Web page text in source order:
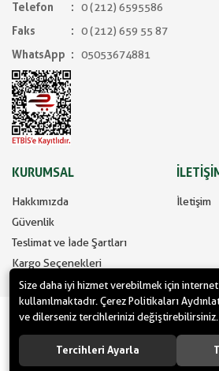
Telefon
0 (212) 6595586
Faks
0 (212) 659 55 87
WhatsApp
05053674881
KURUMSAL
Hakkımızda
Güvenlik
Teslimat ve İade Şartları
Kargo Seçenekleri
İletişim
www.yilbasimalzemeleri.com -
Kuruluşudur. © 2022 Pandoli Parti
hakları saklıdır.
Size daha iyi hizmet verebilmek için
kullanılmaktadır. Çerez Politikaları
ve dilerseniz tercihlerinizi değiştirebilirsiniz.
Tercihleri Ayarla